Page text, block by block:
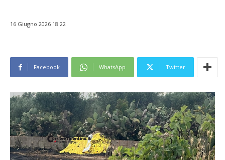
16 Giugno 2026 18:22
Facebook WhatsApp Twitter